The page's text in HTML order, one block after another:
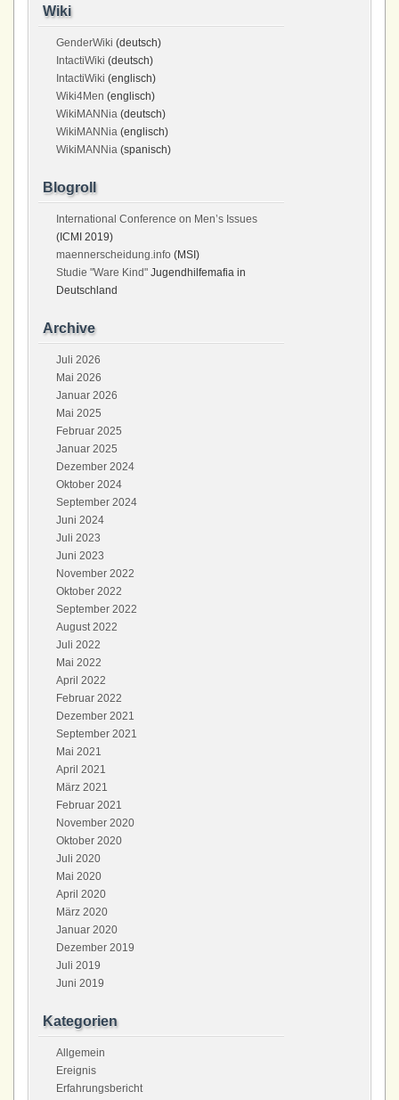
Wiki
GenderWiki (deutsch)
IntactiWiki (deutsch)
IntactiWiki (englisch)
Wiki4Men (englisch)
WikiMANNia (deutsch)
WikiMANNia (englisch)
WikiMANNia (spanisch)
Blogroll
International Conference on Men’s Issues
(ICMI 2019)
maennerscheidung.info (MSI)
Studie "Ware Kind" Jugendhilfemafia in
Deutschland
Archive
Juli 2026
Mai 2026
Januar 2026
Mai 2025
Februar 2025
Januar 2025
Dezember 2024
Oktober 2024
September 2024
Juni 2024
Juli 2023
Juni 2023
November 2022
Oktober 2022
September 2022
August 2022
Juli 2022
Mai 2022
April 2022
Februar 2022
Dezember 2021
September 2021
Mai 2021
April 2021
März 2021
Februar 2021
November 2020
Oktober 2020
Juli 2020
Mai 2020
April 2020
März 2020
Januar 2020
Dezember 2019
Juli 2019
Juni 2019
Kategorien
Allgemein
Ereignis
Erfahrungsbericht